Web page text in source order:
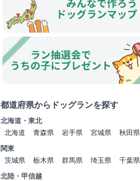
都道府県からドッグランを探す
北海道・東北
北海道
青森県 岩手県 宮城県 秋田県
関東
茨城県
栃木県 群馬県 埼玉県 千葉県
北陸・甲信越